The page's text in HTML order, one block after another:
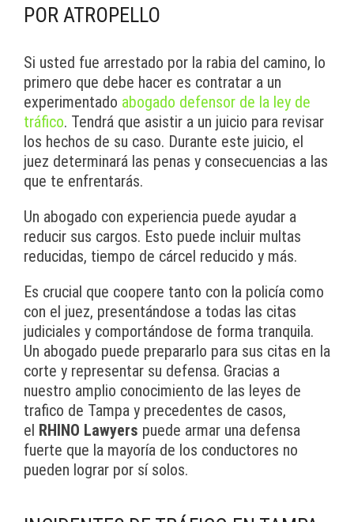
POR ATROPELLO
Si usted fue arrestado por la rabia del camino, lo
primero que debe hacer es contratar a un
experimentado abogado defensor de la ley de
tráfico. Tendrá que asistir a un juicio para revisar
los hechos de su caso. Durante este juicio, el
juez determinará las penas y consecuencias a las
que te enfrentarás.
Un abogado con experiencia puede ayudar a
reducir sus cargos. Esto puede incluir multas
reducidas, tiempo de cárcel reducido y más.
Es crucial que coopere tanto con la policía como
con el juez, presentándose a todas las citas
judiciales y comportándose de forma tranquila.
Un abogado puede prepararlo para sus citas en la
corte y representar su defensa. Gracias a
nuestro amplio conocimiento de las leyes de
trafico de Tampa y precedentes de casos,
el RHINO Lawyers puede armar una defensa
fuerte que la mayoría de los conductores no
pueden lograr por sí solos.